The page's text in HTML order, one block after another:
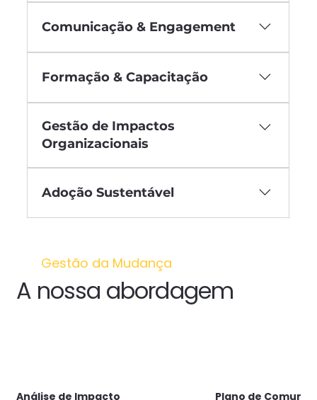
organizacional. Alinhamento com
Comunicação & Engagement
Envolvimento ativo das equipas.
Formação & Capacitação
Desenvolvimento de novas
competências.
Gestão de Impactos
Organizacionais
Acompanhamento da adoção.
Adoção Sustentável
Gestão da Mudança
A nossa abordagem
Análise de Impacto Plano de